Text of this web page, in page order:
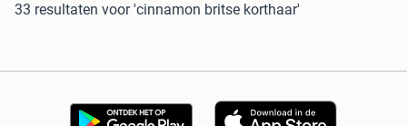
33 resultaten voor 'cinnamon britse korthaar'